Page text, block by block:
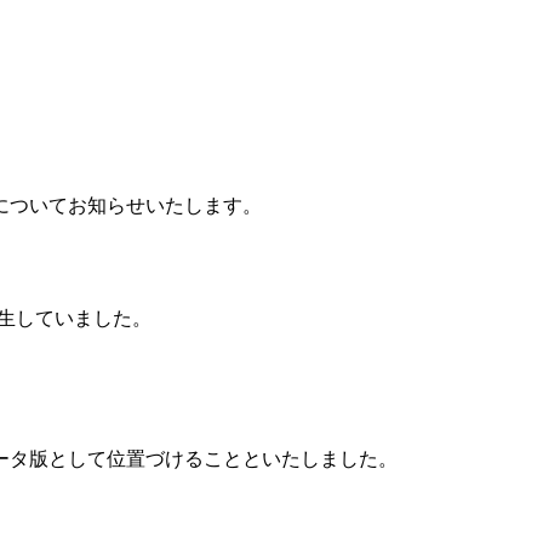
いてお知らせいたします。
していました。
版として位置づけることといたしました。